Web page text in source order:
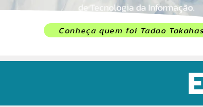
de Tecnologia da Informação.
Conheça quem foi Tadao